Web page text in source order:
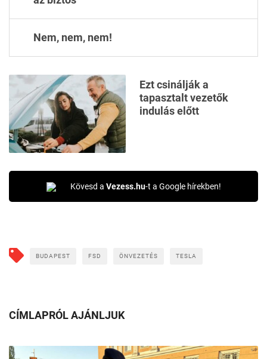
Nem, nem, nem!
Ezt csinálják a
tapasztalt vezetők
indulás előtt
Kövesd a Vezess.hu-t a Google hírekben!
BUDAPEST FSD ÖNVEZETÉS TESLA
CÍMLAPRÓL AJÁNLJUK